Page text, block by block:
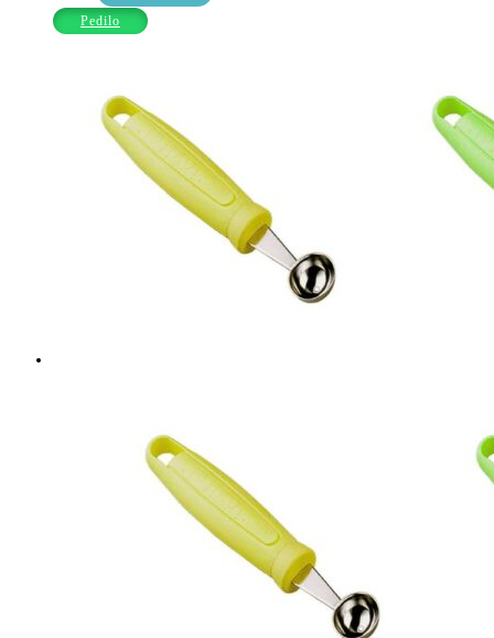
PREMIUM
Pedilo